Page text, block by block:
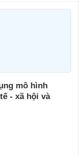
mô hình
- xã hội và